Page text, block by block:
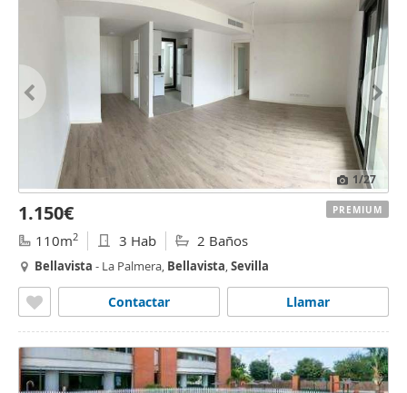
1/27
1.150€
110m2 3 Hab 2 Baños
Bellavista - La Palmera, Bellavista,Sevilla
Llamar
Contactar
PREMIUM